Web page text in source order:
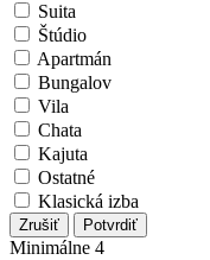
Suita
Štúdio
Apartmán
Bungalov
Vila
Chata
Kajuta
Ostatné
Klasická izba
Zrušiť Potvrdiť
Minimálne 4